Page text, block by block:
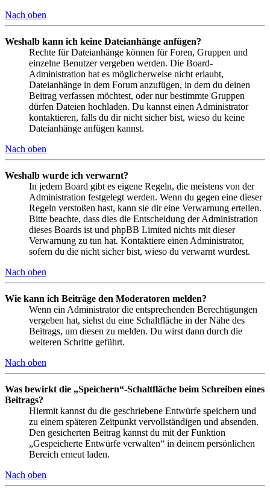
Nach oben
Weshalb kann ich keine Dateianhänge anfügen?
Rechte für Dateianhänge können für Foren, Gruppen und
einzelne Benutzer vergeben werden. Die Board-
Administration hat es möglicherweise nicht erlaubt,
Dateianhänge in dem Forum anzufügen, in dem du deinen
Beitrag verfassen möchtest, oder nur bestimmte Gruppen
dürfen Dateien hochladen. Du kannst einen Administrator
kontaktieren, falls du dir nicht sicher bist, wieso du keine
Dateianhänge anfügen kannst.
Nach oben
Weshalb wurde ich verwarnt?
In jedem Board gibt es eigene Regeln, die meistens von der
Administration festgelegt werden. Wenn du gegen eine dieser
Regeln verstoßen hast, kann sie dir eine Verwarnung erteilen.
Bitte beachte, dass dies die Entscheidung der Administration
dieses Boards ist und phpBB Limited nichts mit dieser
Verwarnung zu tun hat. Kontaktiere einen Administrator,
sofern du die nicht sicher bist, wieso du verwarnt wurdest.
Nach oben
Wie kann ich Beiträge den Moderatoren melden?
Wenn ein Administrator die entsprechenden Berechtigungen
vergeben hat, siehst du eine Schaltfläche in der Nähe des
Beitrags, um diesen zu melden. Du wirst dann durch die
weiteren Schritte geführt.
Nach oben
Was bewirkt die „Speichern“-Schaltfläche beim Schreiben eines
Beitrags?
Hiermit kannst du die geschriebene Entwürfe speichern und
zu einem späteren Zeitpunkt vervollständigen und absenden.
Den gesicherten Beitrag kannst du mit der Funktion
„Gespeicherte Entwürfe verwalten“ in deinem persönlichen
Bereich erneut laden.
Nach oben